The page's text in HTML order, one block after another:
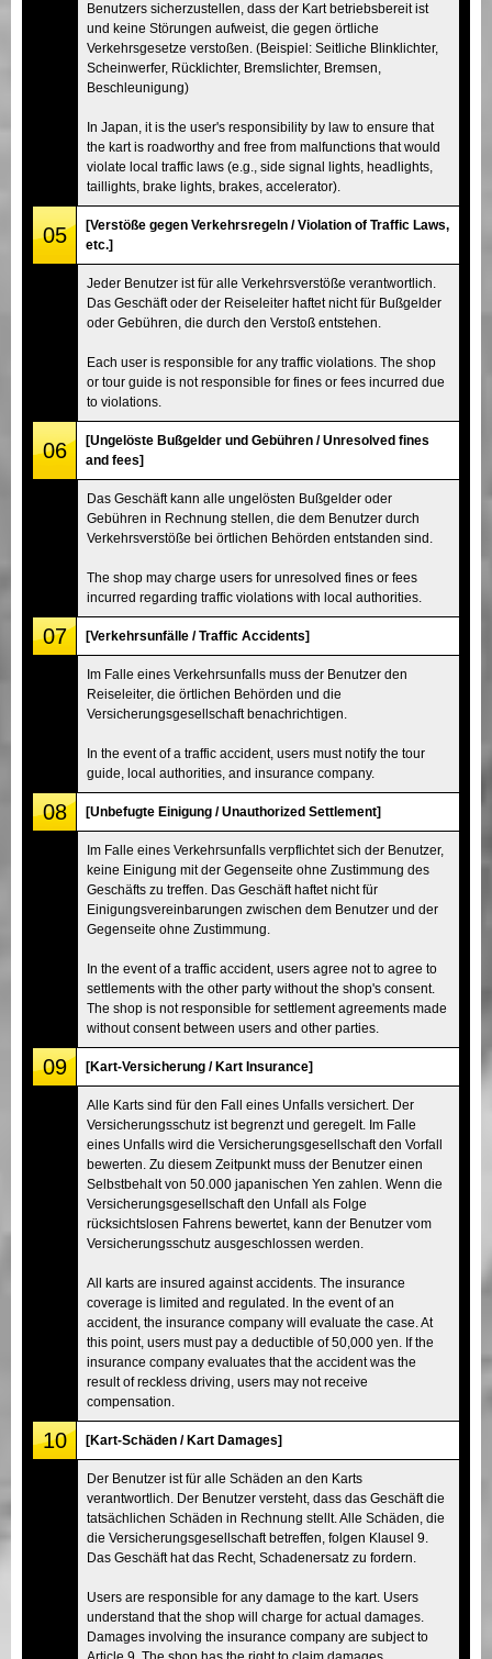
Benutzers sicherzustellen, dass der Kart betriebsbereit ist
und keine Störungen aufweist, die gegen örtliche
Verkehrsgesetze verstoßen. (Beispiel: Seitliche Blinklichter,
Scheinwerfer, Rücklichter, Bremslichter, Bremsen,
Beschleunigung)
In Japan, it is the user's responsibility by law to ensure that
the kart is roadworthy and free from malfunctions that would
violate local traffic laws (e.g., side signal lights, headlights,
taillights, brake lights, brakes, accelerator).
05
[Verstöße gegen Verkehrsregeln / Violation of Traffic Laws,
etc.]
Jeder Benutzer ist für alle Verkehrsverstöße verantwortlich.
Das Geschäft oder der Reiseleiter haftet nicht für Bußgelder
oder Gebühren, die durch den Verstoß entstehen.
Each user is responsible for any traffic violations. The shop
or tour guide is not responsible for fines or fees incurred due
to violations.
06
[Ungelöste Bußgelder und Gebühren / Unresolved fines
and fees]
Das Geschäft kann alle ungelösten Bußgelder oder
Gebühren in Rechnung stellen, die dem Benutzer durch
Verkehrsverstöße bei örtlichen Behörden entstanden sind.
The shop may charge users for unresolved fines or fees
incurred regarding traffic violations with local authorities.
07 [Verkehrsunfälle / Traffic Accidents]
Im Falle eines Verkehrsunfalls muss der Benutzer den
Reiseleiter, die örtlichen Behörden und die
Versicherungsgesellschaft benachrichtigen.
In the event of a traffic accident, users must notify the tour
guide, local authorities, and insurance company.
08 [Unbefugte Einigung / Unauthorized Settlement]
Im Falle eines Verkehrsunfalls verpflichtet sich der Benutzer,
keine Einigung mit der Gegenseite ohne Zustimmung des
Geschäfts zu treffen. Das Geschäft haftet nicht für
Einigungsvereinbarungen zwischen dem Benutzer und der
Gegenseite ohne Zustimmung.
In the event of a traffic accident, users agree not to agree to
settlements with the other party without the shop's consent.
The shop is not responsible for settlement agreements made
without consent between users and other parties.
09 [Kart-Versicherung / Kart Insurance]
Alle Karts sind für den Fall eines Unfalls versichert. Der
Versicherungsschutz ist begrenzt und geregelt. Im Falle
eines Unfalls wird die Versicherungsgesellschaft den Vorfall
bewerten. Zu diesem Zeitpunkt muss der Benutzer einen
Selbstbehalt von 50.000 japanischen Yen zahlen. Wenn die
Versicherungsgesellschaft den Unfall als Folge
rücksichtslosen Fahrens bewertet, kann der Benutzer vom
Versicherungsschutz ausgeschlossen werden.
All karts are insured against accidents. The insurance
coverage is limited and regulated. In the event of an
accident, the insurance company will evaluate the case. At
this point, users must pay a deductible of 50,000 yen. If the
insurance company evaluates that the accident was the
result of reckless driving, users may not receive
compensation.
10 [Kart-Schäden / Kart Damages]
Der Benutzer ist für alle Schäden an den Karts
verantwortlich. Der Benutzer versteht, dass das Geschäft die
tatsächlichen Schäden in Rechnung stellt. Alle Schäden, die
die Versicherungsgesellschaft betreffen, folgen Klausel 9.
Das Geschäft hat das Recht, Schadenersatz zu fordern.
Users are responsible for any damage to the kart. Users
understand that the shop will charge for actual damages.
Damages involving the insurance company are subject to